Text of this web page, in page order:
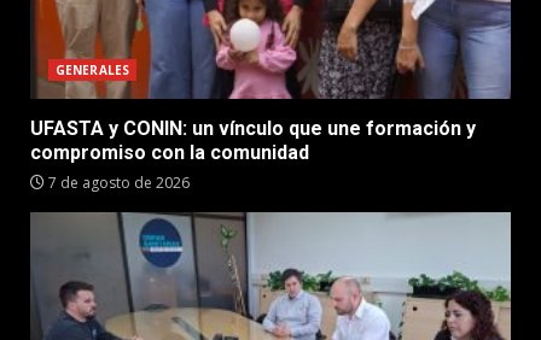
GENERALES
UFASTA y CONIN: un vínculo que une formación y
compromiso con la comunidad
7 de agosto de 2026